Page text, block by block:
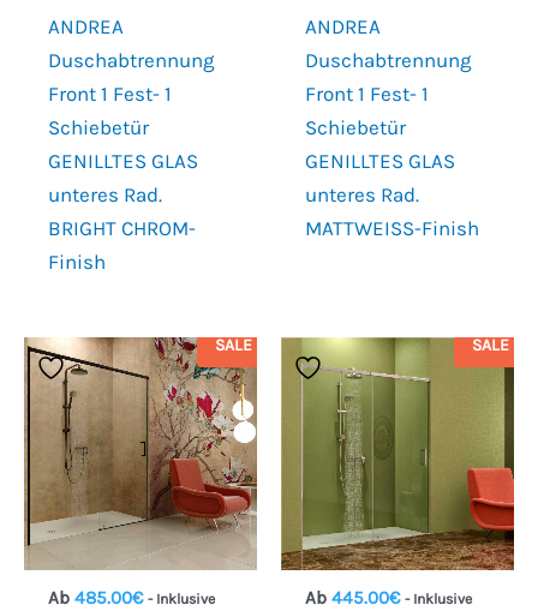
€618
ANDREA
Duschabtrennung
Front 1 Fest- 1
Schiebetür
GENILLTES GLAS
unteres Rad.
BRIGHT CHROM-
Finish
ANDREA
Duschabtrennung
Front 1 Fest- 1
Schiebetür
GENILLTES GLAS
unteres Rad.
MATTWEISS-Finish
SALE
Ab 485.00€ - Inklusive
SALE
Ab 445.00€ - Inklusive